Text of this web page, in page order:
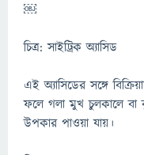
￼
চিত্র: সাইট্রিক অ্যাসিড
এই অ্যাসিডের সঙ্গে
ফলে গলা মুখ চুলকালে
উপকার পাওয়া যায়।